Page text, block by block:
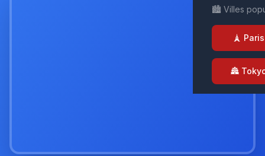
🏙️ Villes
🗼 Paris
🏯